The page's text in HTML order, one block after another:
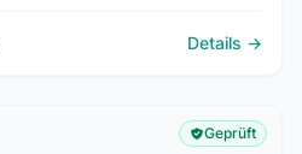
Details →
Geprüft